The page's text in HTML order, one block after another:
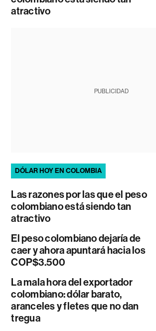
atractivo
PUBLICIDAD
DÓLAR HOY EN COLOMBIA
Las razones por las que el peso
colombiano está siendo tan
atractivo
El peso colombiano dejaría de
caer y ahora apuntará hacia los
COP$3.500
La mala hora del exportador
colombiano: dólar barato,
aranceles y fletes que no dan
tregua